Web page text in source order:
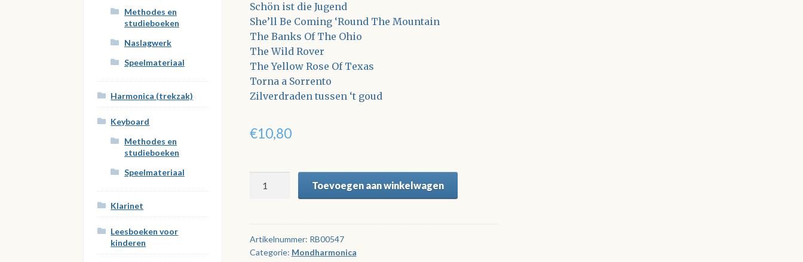
Schön ist die Jugend
She’ll Be Coming ‘Round The Mountain
The Banks Of The Ohio
The Wild Rover
The Yellow Rose Of Texas
Torna a Sorrento
Zilverdraden tussen ‘t goud
€10,80
wat
je
kunt
Toevoegen aan winkelwagen
Artikelnummer: RB00547
Categorie: Mondharmonica
Methodes en
studieboeken
Naslagwerk
Speelmateriaal
Harmonica (trekzak)
Keyboard
Methodes en
studieboeken
Speelmateriaal
Klarinet
Leesboeken voor
kinderen